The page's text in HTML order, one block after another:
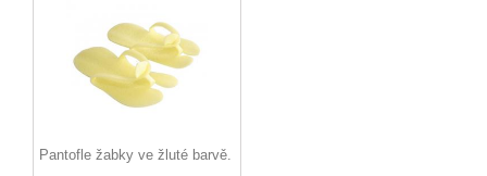
Pantofle žabky ve žluté barvě.